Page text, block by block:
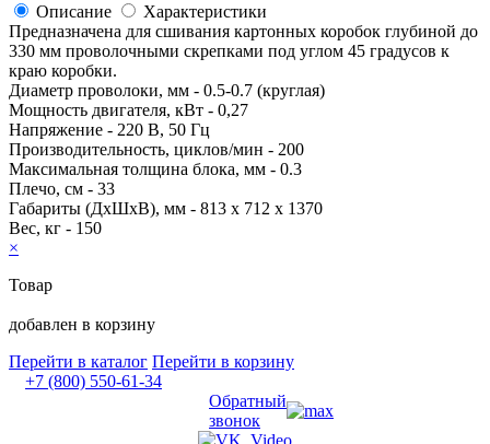
Описание
Характеристики
Предназначена для сшивания картонных коробок глубиной до
330 мм проволочными скрепками под углом 45 градусов к
краю коробки.
Диаметр проволоки, мм - 0.5-0.7 (круглая)
Мощность двигателя, кВт - 0,27
Напряжение - 220 В, 50 Гц
Производительность, циклов/мин - 200
Максимальная толщина блока, мм - 0.3
Плечо, см - 33
Габариты (ДxШxВ), мм - 813 x 712 x 1370
Вес, кг - 150
×
Товар
добавлен в корзину
Перейти в каталог Перейти в корзину
+7 (800) 550-61-34
Обратный
звонок